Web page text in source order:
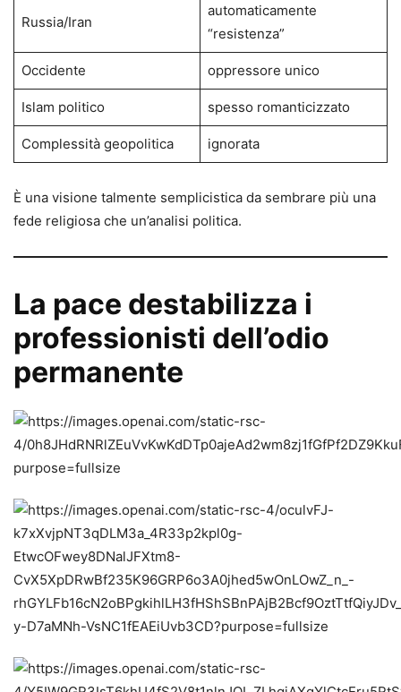
Russia/Iran
automaticamente
“resistenza”
Occidente oppressore unico
Islam politico spesso romanticizzato
Complessità geopolitica ignorata
È una visione talmente semplicistica da sembrare più una
fede religiosa che un’analisi politica.
La pace destabilizza i
professionisti dell’odio
permanente